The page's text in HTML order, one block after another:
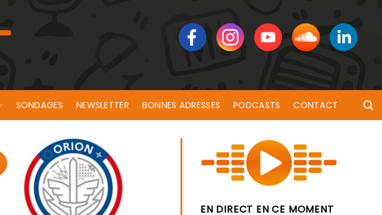
SONDAGES NEWSLETTER BONNES ADRESSES PODCASTS CONTACT
EN DIRECT EN CE MOMENT